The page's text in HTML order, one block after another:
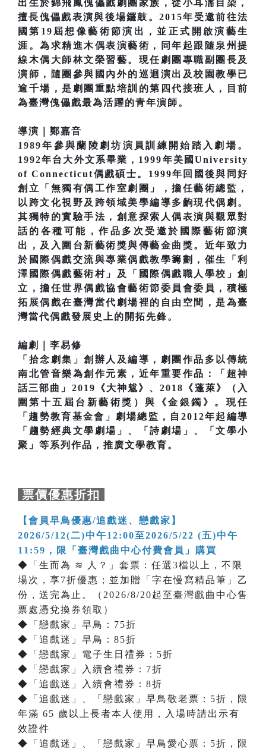
出生於錦飛鳳傀儡戲劇團家族，從小耳濡目染，
擅長傀儡戲表演與後場鑼鼓。2015年受邀前往法
國第19屆想像藝術節演出，並正式開啟演藝生
涯。為求精進木偶表演藝術，同年起跟隨泉州提
線木偶大師林文榮習藝。現任劇團專職副團長及
演師，隨團參與國內外的巡迴演出及校園教學已
逾千場，是劇團重點培訓的第四代接班人，目前
為臺灣傀儡戲最為活躍的青年演師。
導演｜鄭嘉音
1989年參與蘭陵劇坊演員訓練開始踏入劇場。
1992年台大外文系畢業，1999年美國University
of Connecticut偶戲碩士。1999年回國後與同好
創立「無獨有偶工作室劇團」，擔任藝術總監，
以跨文化視野及跨領域美學編導多齣現代偶劇。
其獨特的實驗手法，創意探索人偶表演與觀眾對
話的各種可能，作品多次受邀於國際藝術節演
出，及入圍台新藝術獎與傳藝金曲獎。近年致力
於國際偶戲交流與專業偶戲教學籌劃，催生「利
澤國際偶戲藝術村」及「國際偶戲職人學校」創
立，擔任世界偶戲協會藝術節委員會委員，積極
拓展偶戲在臺灣當代劇場裡的自由空間，是為臺
灣當代偶戲發展史上的開拓先鋒。
編劇｜李易修
「拾念劇集」創辦人及編導，劇團作品多以傳統
南北管音樂為創作元素，近年重要作品：「超神
話三部曲」2019《大神魃》、2018《蓬萊》（入
圍第十五屆台新藝術獎）與《金銀鐲》。現任
「趨勢教育基金會」劇場總監，自2012年起編導
「趨勢經典文學劇場」、「詩劇場」、「文學小
聚」等系列作品，推廣文學教育。
票價優惠折扣
【會員早鳥優惠/追戲迷、戀戲家】
2026/5/12(二)中午12:00至2026/5/22 (五)中午
11:59，限「臺灣戲曲中心付費會員」購買
◆「生而為 ≋ 人？」套票：任選3檔以上，不限
場次，享7折優惠；並加贈「字在慢寫精品筆」乙
份，送完為止。（2026/8/20起至臺灣戲曲中心售
票處憑兌換券領取）
◆「戀戲家」早鳥：75折
◆「追戲迷」早鳥：85折
◆「戀戲家」電子生日禮券：5折
◆「戀戲家」入續會禮券：7折
◆「追戲迷」入續會禮券：8折
◆「追戲迷」、「戀戲家」早鳥敬老票：5折，限
年滿 65 歲以上長者本人使用，入場時請出示有
效證件
◆「追戲迷」、「戀戲家」早鳥愛心票：5折，限